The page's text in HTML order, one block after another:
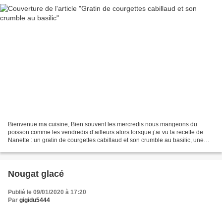
Bienvenue ma cuisine, Bien souvent les mercredis nous mangeons du
poisson comme les vendredis d’ailleurs alors lorsque j’ai vu la recette de
Nanette : un gratin de courgettes cabillaud et son crumble au basilic, une
Nougat glacé
Publié le 09/01/2020 à 17:20
Par gigidu5444